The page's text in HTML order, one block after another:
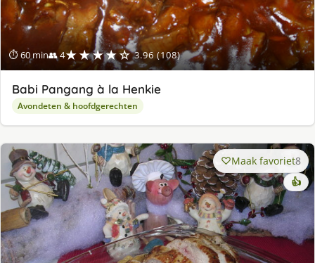
⏱ 60 min👥 4★★★★☆ 3.96 (108)
Babi Pangang à la Henkie
Avondeten & hoofdgerechten
Maak favoriet8
👍